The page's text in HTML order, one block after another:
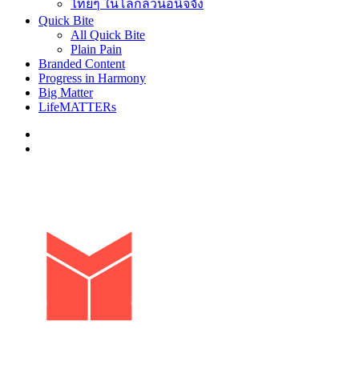
ไทยๆ ในโลกล้วนอนิจจัง
Quick Bite
All Quick Bite
Plain Pain
Branded Content
Progress in Harmony
Big Matter
LifeMATTERs